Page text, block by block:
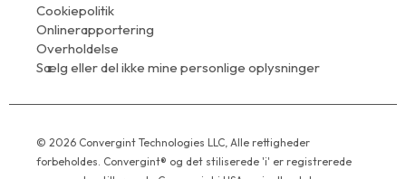
Cookiepolitik
Onlinerapportering
Overholdelse
Sælg eller del ikke mine personlige oplysninger
© 2026 Convergint Technologies LLC, Alle rettigheder
forbeholdes. Convergint® og det stiliserede 'i' er registrerede